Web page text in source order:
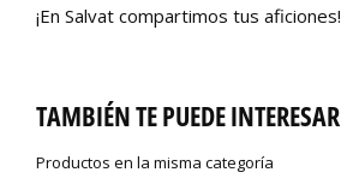
¡En Salvat compartimos tus aficiones!
TAMBIÉN TE PUEDE INTERESAR
Productos en la misma categoría